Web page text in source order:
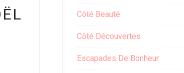
Côté Beauté
Côté Découvertes
Escapades De Bonheur